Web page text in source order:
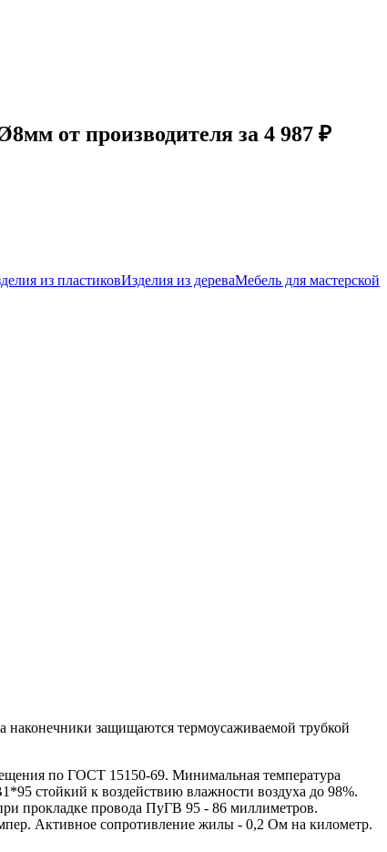
от производителя за 4 987 ₽
из пластиковИзделия из дереваМебель для мастерской
защищаются термоусаживаемой трубкой
по ГОСТ 15150-69. Минимальная температура
стойкий к воздействию влажности воздуха до 98%.
прокладке провода ПуГВ 95 - 86 миллиметров.
Активное сопротивление жилы - 0,2 Ом на километр.